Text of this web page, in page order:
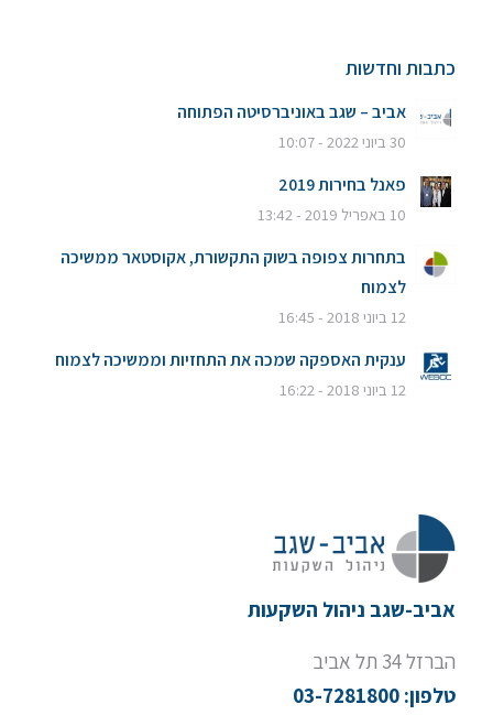
כתבות וחדשות
אביב – שגב באוניברסיטה הפתוחה
30 ביוני 2022 - 10:07
פאנל בחירות 2019
10 באפריל 2019 - 13:42
בתחרות צפופה בשוק התקשורת, אקוסטאר ממשיכה
לצמוח
12 ביוני 2018 - 16:45
ענקית האספקה שמכה את התחזיות וממשיכה לצמוח
12 ביוני 2018 - 16:22
אביב-שגב ניהול השקעות
הברזל 34 תל אביב
טלפון: 03-7281800